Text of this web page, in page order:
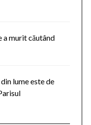
a murit căutând
lume este de